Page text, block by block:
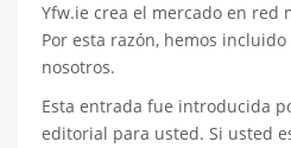
Yfw.ie crea el mercado en red
Por esta razón, hemos
nosotros.
Esta entrada fue introducida
editorial para usted. Si usted